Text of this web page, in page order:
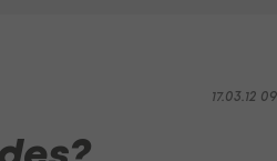
17.03.12